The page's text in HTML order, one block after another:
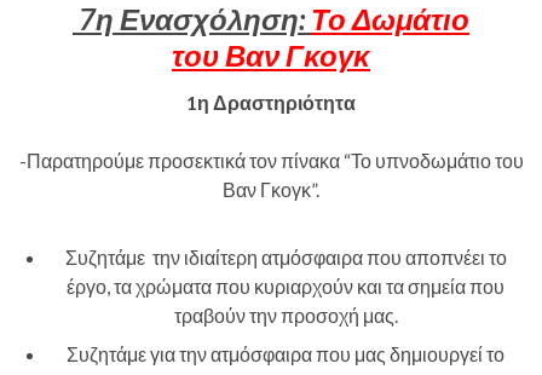
7η Ενασχόληση: Το Δωμάτιο
τουΒαν Γκογκ
1η Δραστηριότητα
-Παρατηρούμεπροσεκτικά τον πίνακα “Το υπνοδωμάτιο του
Βαν Γκογκ”.
Συζητάμε την ιδιαίτερη ατμόσφαιρα που αποπνέει το
έργο, τα χρώματα που κυριαρχούν και τα σημεία που
τραβούν την προσοχή μας.
Συζητάμε για την ατμόσφαιρα που μας δημιουργεί το